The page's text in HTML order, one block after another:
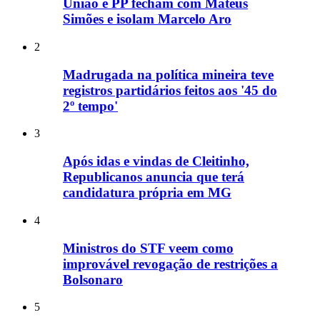
União e PP fecham com Mateus
Simões e isolam Marcelo Aro
2
Madrugada na política mineira teve
registros partidários feitos aos '45 do
2º tempo'
3
Após idas e vindas de Cleitinho,
Republicanos anuncia que terá
candidatura própria em MG
4
Ministros do STF veem como
improvável revogação de restrições a
Bolsonaro
5